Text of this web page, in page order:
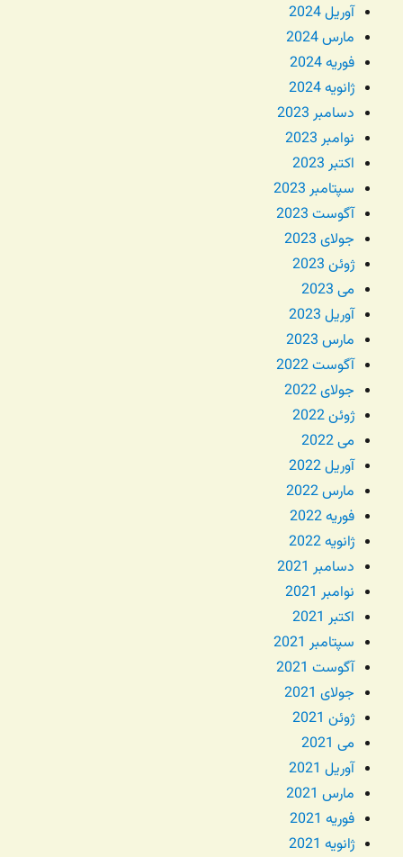
آوریل 2024
مارس 2024
فوریه 2024
ژانویه 2024
دسامبر 2023
نوامبر 2023
اکتبر 2023
سپتامبر 2023
آگوست 2023
جولای 2023
ژوئن 2023
می 2023
آوریل 2023
مارس 2023
آگوست 2022
جولای 2022
ژوئن 2022
می 2022
آوریل 2022
مارس 2022
فوریه 2022
ژانویه 2022
دسامبر 2021
نوامبر 2021
اکتبر 2021
سپتامبر 2021
آگوست 2021
جولای 2021
ژوئن 2021
می 2021
آوریل 2021
مارس 2021
فوریه 2021
ژانویه 2021